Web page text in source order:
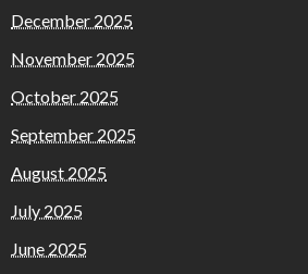
December 2025
November 2025
October 2025
September 2025
August 2025
July 2025
June 2025